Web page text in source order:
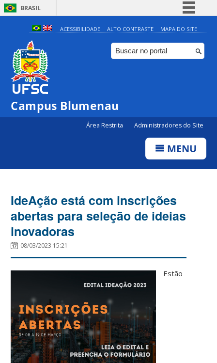
BRASIL
Simplifique!
Comunica BR
Participe
ACESSIBILIDADE ALTO CONTRASTE MAPA DO SITE
Campus Blumenau
Área Restrita Administradores do Site
MENU
IdeAção está com inscrições
abertas para seleção de ideias
inovadoras
08/03/2023 15:21
Estão